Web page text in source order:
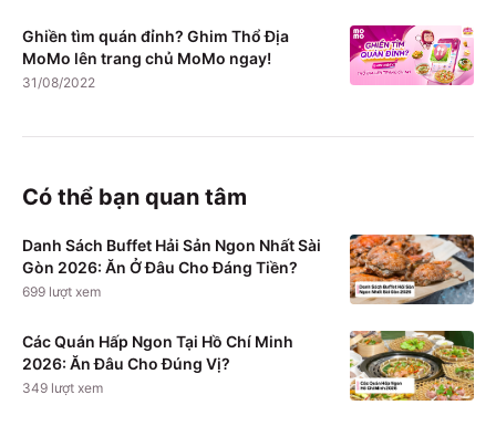
Ghiền tìm quán đỉnh? Ghim Thổ Địa
MoMo lên trang chủ MoMo ngay!
31/08/2022
Có thể bạn quan tâm
Danh Sách Buffet Hải Sản Ngon Nhất Sài
Gòn 2026: Ăn Ở Đâu Cho Đáng Tiền?
699 lượt xem
Các Quán Hấp Ngon Tại Hồ Chí Minh
2026: Ăn Đâu Cho Đúng Vị?
349 lượt xem